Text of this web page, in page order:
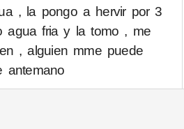
, la pongo a hervir por 3
agua fria y la tomo , me
, alguien mme puede
antemano